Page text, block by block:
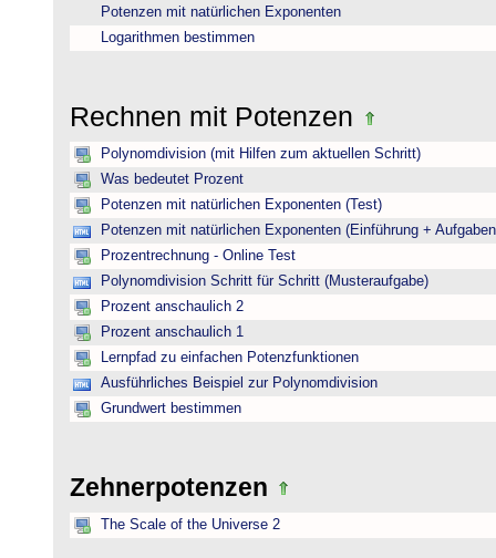
Potenzen mit natürlichen Exponenten
Logarithmen bestimmen
Rechnen mit Potenzen
Polynomdivision (mit Hilfen zum aktuellen Schritt)
Was bedeutet Prozent
Potenzen mit natürlichen Exponenten (Test)
Potenzen mit natürlichen Exponenten (Einführung +
Prozentrechnung - Online Test
Polynomdivision Schritt für Schritt (Musteraufgabe)
Prozent anschaulich 2
Prozent anschaulich 1
Lernpfad zu einfachen Potenzfunktionen
Ausführliches Beispiel zur Polynomdivision
Grundwert bestimmen
Zehnerpotenzen
The Scale of the Universe 2